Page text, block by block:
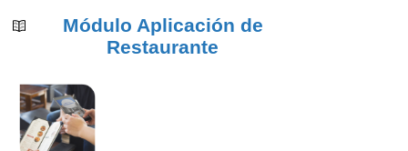
Módulo Aplicación de
Restaurante